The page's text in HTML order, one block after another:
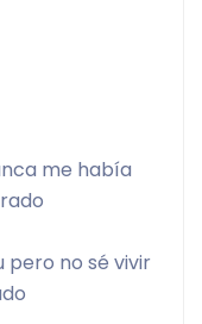
me había
pero no sé vivir